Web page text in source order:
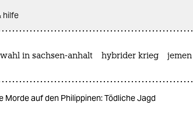
hilfe
in sachsen-anhalt hybrider krieg jemen
Morde auf den Philippinen: Tödliche Jagd